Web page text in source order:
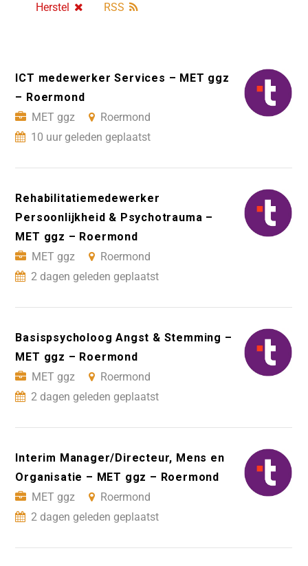
Herstel
RSS
ICT medewerker Services – MET ggz
– Roermond
MET ggz
Roermond
10 uur geleden geplaatst
Rehabilitatiemedewerker
Persoonlijkheid & Psychotrauma –
MET ggz – Roermond
MET ggz
Roermond
2 dagen geleden geplaatst
Basispsycholoog Angst & Stemming –
MET ggz – Roermond
MET ggz
Roermond
2 dagen geleden geplaatst
Interim Manager/Directeur, Mens en
Organisatie – MET ggz – Roermond
MET ggz
Roermond
2 dagen geleden geplaatst